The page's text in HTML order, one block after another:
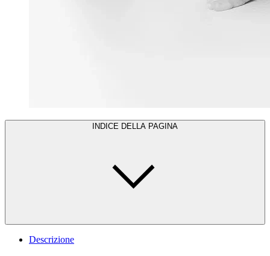
INDICE DELLA PAGINA
Descrizione